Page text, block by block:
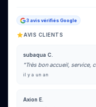
3 avis vérifiés Google
AVIS CLIENTS
subaqua C.
"Très bon accueil, service,
il y a un an
Axion E.